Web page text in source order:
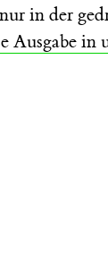
in der
Ausgabe in